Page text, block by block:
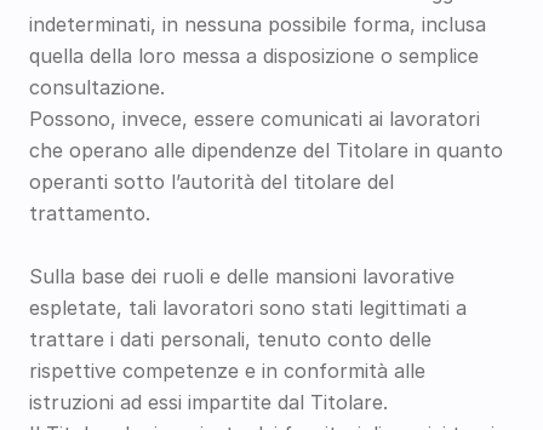
indeterminati, in nessuna possibile forma, inclusa
quella della loro messa a disposizione o semplice
consultazione.
Possono, invece, essere comunicati ai lavoratori
che operano alle dipendenze del Titolare in quanto
operanti sotto l’autorità del titolare del
trattamento.
Sulla base dei ruoli e delle mansioni lavorative
espletate, tali lavoratori sono stati legittimati a
trattare i dati personali, tenuto conto delle
rispettive competenze e in conformità alle
istruzioni ad essi impartite dal Titolare.